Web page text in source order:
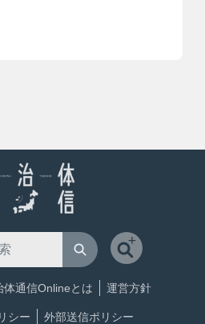
体通信Onlineとは 運営方針
シー 外部送信ポリシー